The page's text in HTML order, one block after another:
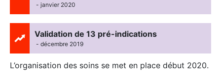
- janvier 2020
Validation de 13 pré-indications
- décembre 2019
L’organisation des soins se met en place début 2020.